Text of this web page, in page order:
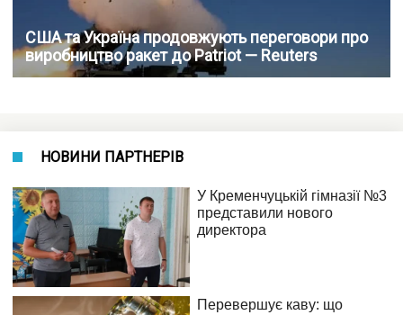
США та Україна продовжують переговори про
виробництво ракет до Patriot — Reuters
НОВИНИ ПАРТНЕРІВ